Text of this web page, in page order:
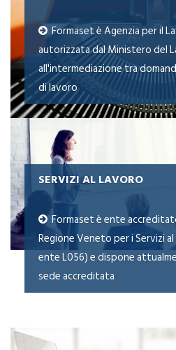
Formaset è Agenzia per il
autorizzata dal Ministero del
all'intermediazione tra
di lavoro
SERVIZI AL LAVORO
Formaset è ente
Regione Veneto per i Servizi
ente L056) e dispone
sede accreditata